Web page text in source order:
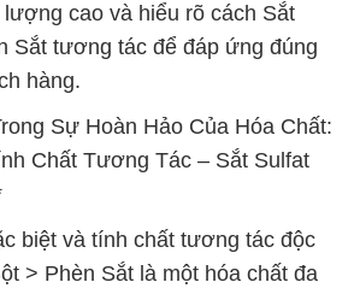
cao và hiểu rõ cách Sắt
Sắt tương tác để đáp ứng đúng
hàng.
Sự Hoàn Hảo Của Hóa Chất:
Chất Tương Tác – Sắt Sulfat
biệt và tính chất tương tác độc
> Phèn Sắt là một hóa chất đa